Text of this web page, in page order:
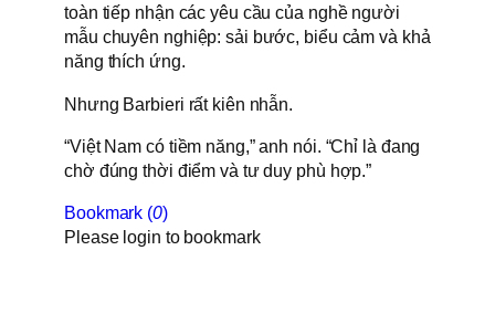
toàn tiếp nhận các yêu cầu của nghề người
mẫu chuyên nghiệp: sải bước, biểu cảm và khả
năng thích ứng.
Nhưng Barbieri rất kiên nhẫn.
“Việt Nam có tiềm năng,” anh nói. “Chỉ là đang
chờ đúng thời điểm và tư duy phù hợp.”
Bookmark (0)
Please login to bookmark